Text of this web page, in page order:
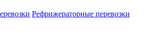
Рефрижераторные перевозки